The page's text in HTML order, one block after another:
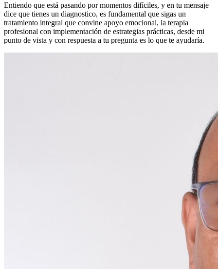
Entiendo que está pasando por momentos difíciles, y en tu mensaje
dice que tienes un diagnostico, es fundamental que sigas un
tratamiento integral que convine apoyo emocional, la terapia
profesional con implementación de estrategias prácticas, desde mi
punto de vista y con respuesta a tu pregunta es lo que te ayudaría.